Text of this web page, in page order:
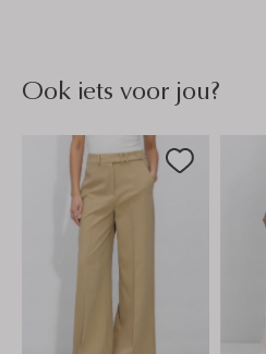
Ook iets voor jou?